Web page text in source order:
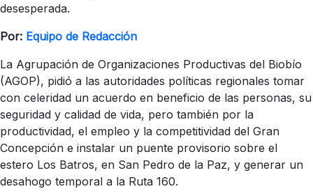
desesperada.
Por: Equipo de Redacción
La Agrupación de Organizaciones Productivas del Biobío
(AGOP), pidió a las autoridades políticas regionales tomar
con celeridad un acuerdo en beneficio de las personas, su
seguridad y calidad de vida, pero también por la
productividad, el empleo y la competitividad del Gran
Concepción e instalar un puente provisorio sobre el
estero Los Batros, en San Pedro de la Paz, y generar un
desahogo temporal a la Ruta 160.